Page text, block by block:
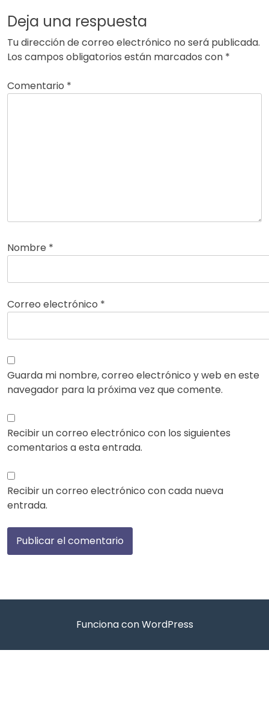
Deja una respuesta
Tu dirección de correo electrónico no será publicada.
Los campos obligatorios están marcados con *
Comentario *
Nombre *
Correo electrónico *
Guarda mi nombre, correo electrónico y web en este
navegador para la próxima vez que comente.
Recibir un correo electrónico con los siguientes
comentarios a esta entrada.
Recibir un correo electrónico con cada nueva
entrada.
Funciona con WordPress